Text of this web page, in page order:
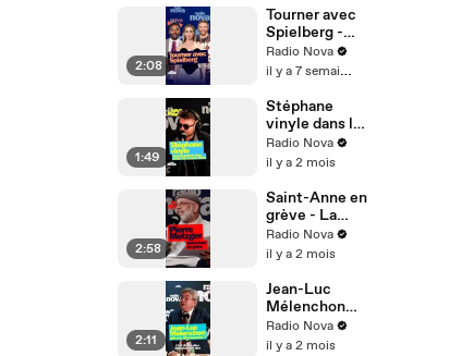
Raynal dans
L'aprem de
l'aprem
2:08
Tourner avec
Spielberg -
Emily Blunt,
Colman
Wyatt Russell
dans "Nova le
soir"
Radio Nova
il y a 7 semaines
1:49
Stéphane
vinyle dans la
galette bien
avant les
Stephanelesg
ens dans Nova
le matin
Radio Nova
il y a 2 mois
2:58
Saint-Anne en
grève - La
chronique de
Pierre
La Riposte du
8 juin
Radio Nova
il y a 2 mois
2:11
Jean-Luc
Mélenchon
plié par
Glucksmann
Radio Nova
il y a 2 mois